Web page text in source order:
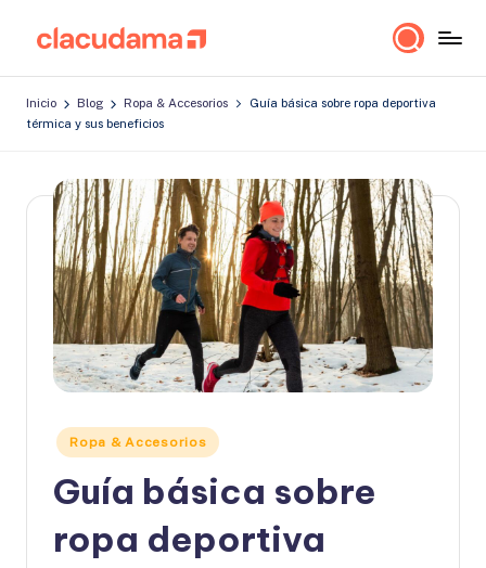
Saltar
contenido
a
c
m
Inicio Blog Ropa & Accesorios
Guía básica sobre ropa deportiva
térmica y sus beneficios
Publicado
en
Ropa & Accesorios
Guía básica sobre
ropa deportiva